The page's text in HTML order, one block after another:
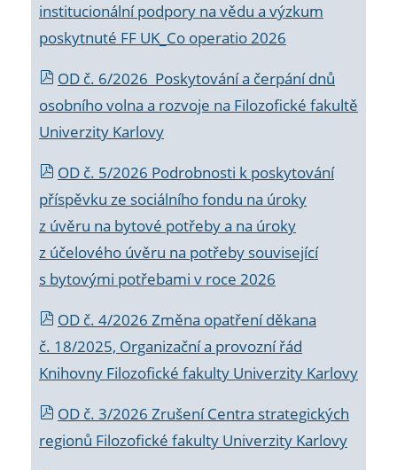
institucionální podpory na vědu a výzkum
poskytnuté FF UK_Co operatio 2026
OD č. 6/2026 Poskytování a čerpání dnů
osobního volna a rozvoje na Filozofické fakultě
Univerzity Karlovy
OD č. 5/2026 Podrobnosti k poskytování
příspěvku ze sociálního fondu na úroky
z úvěru na bytové potřeby a na úroky
z účelového úvěru na potřeby související
s bytovými potřebami v roce 2026
OD č. 4/2026 Změna opatření děkana
č. 18/2025, Organizační a provozní řád
Knihovny Filozofické fakulty Univerzity Karlovy
OD č. 3/2026 Zrušení Centra strategických
regionů Filozofické fakulty Univerzity Karlovy